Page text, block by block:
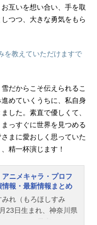
互いを想い合い、手を取
つつ、大きな勇気をもら
を教えていただけますで
だからこそ伝えられるこ
めていくうちに、私自身
した。素直で優しくて、
っすぐに世界を見つめる
まに愛おしく思っていた
精一杯演じます！
ニメキャラ・プロフ
情報・最新情報まとめ
れ（もろほしすみ
23日生まれ、神奈川県